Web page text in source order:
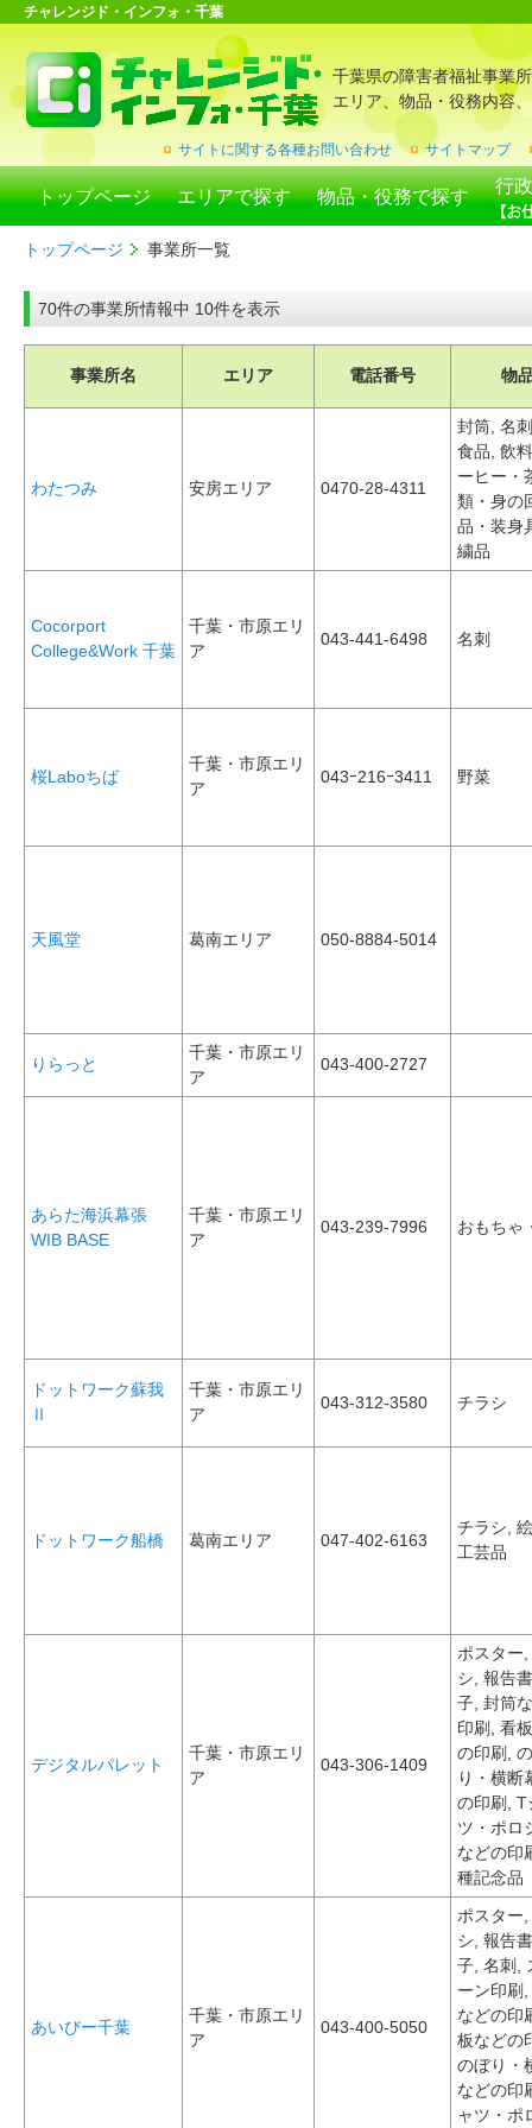
チャレンジド・インフォ・千葉
千葉県の障害者福祉事業
エリア、物品・役務内容
サイトに関する各種お問い合わせ サイトマップ
トップページ エリアで探す 物品・役務で探す
行
トップページ 事業所一覧
70件の事業所情報中 10件を表示
事業所名 エリア 電話番号 物
わたつみ 安房エリア 0470-28-4311
封筒, 名
食品, 飲
ーヒー・
類・身の
品・装身
繍品
Cocorport
College&Work 千葉
千葉・市原エリ
ア
043-441-6498 名刺
桜Laboちば
千葉・市原エリ
ア
043ｰ216ｰ3411 野菜
天風堂 葛南エリア 050-8884-5014
りらっと
千葉・市原エリ
ア
043-400-2727
あらた海浜幕張
WIB BASE
千葉・市原エリ
ア
043-239-7996 おもちゃ
ドットワーク蘇我
Ⅱ
千葉・市原エリ
ア
043-312-3580 チラシ
ドットワーク船橋 葛南エリア 047-402-6163
チラシ,
工芸品
デジタルパレット
千葉・市原エリ
ア
043-306-1409
ポスター
シ, 報告
子, 封筒
印刷, 看
の印刷,
り・横断
の印刷, T
ツ・ポロ
などの印
種記念品
あいびー千葉
千葉・市原エリ
ア
043-400-5050
ポスター
シ, 報告
子, 名刺,
ーン印刷
などの印
板などの
のぼり・
などの印
ャツ・ポ